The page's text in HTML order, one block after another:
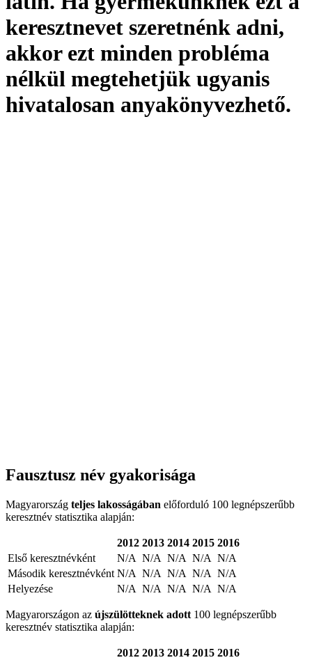
keresztnevet szeretnénk adni,
akkor ezt minden probléma
nélkül megtehetjük ugyanis
hivatalosan anyakönyvezhető.
Fausztusz név gyakorisága
Magyarország teljes lakosságában előforduló 100 legnépszerűbb
keresztnév statisztika alapján:
2012 2013 2014 2015 2016
Első keresztnévként
N/A N/A N/A N/A N/A
Második keresztnévként N/A N/A N/A N/A N/A
Helyezése
N/A N/A N/A N/A N/A
Magyarországon az újszülötteknek adott 100 legnépszerűbb
keresztnév statisztika alapján:
2012 2013 2014 2015 2016